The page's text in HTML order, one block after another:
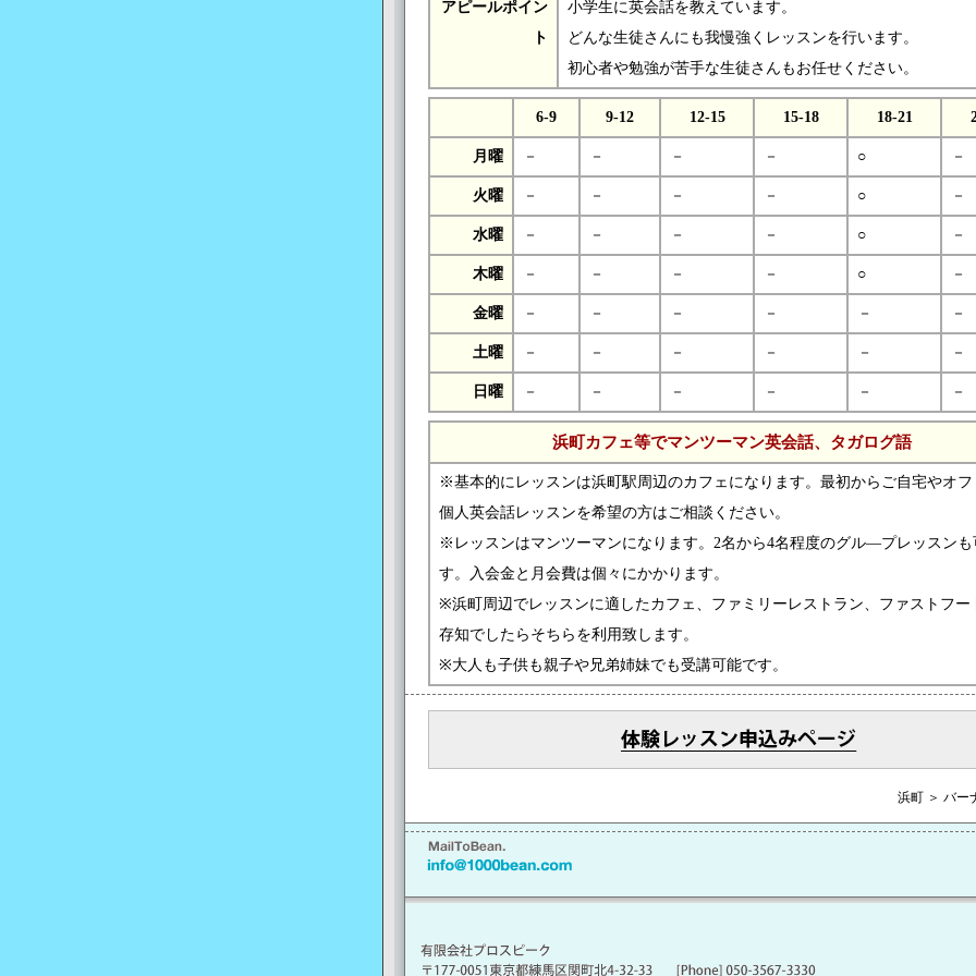
アピールポイン
ト
小学生に英会話を教えています。
どんな生徒さんにも我慢強くレッスンを行います。
初心者や勉強が苦手な生徒さんもお任せください。
6-9 9-12 12-15 15-18 18-21
月曜 － － － － ○ －
火曜 － － － － ○ －
水曜 － － － － ○ －
木曜 － － － － ○ －
金曜 － － － － － －
土曜 － － － － － －
日曜 － － － － － －
浜町カフェ等でマンツーマン英会話、タガログ語
※基本的にレッスンは浜町駅周辺のカフェになります。最初からご自宅やオフ
個人英会話レッスンを希望の方はご相談ください。
※レッスンはマンツーマンになります。2名から4名程度のグル―プレッスンも
す。入会金と月会費は個々にかかります。
※浜町周辺でレッスンに適したカフェ、ファミリーレストラン、ファストフー
存知でしたらそちらを利用致します。
※大人も子供も親子や兄弟姉妹でも受講可能です。
浜町 ＞ バー